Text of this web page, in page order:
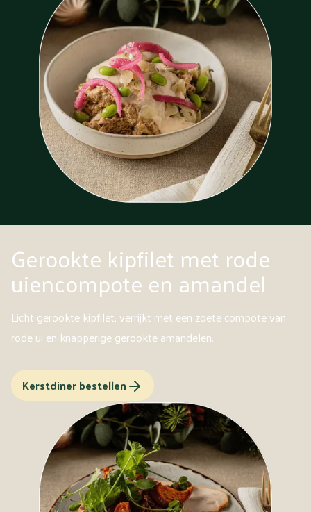
Gerookte kipfilet met rode
uiencompote en amandel
Licht gerookte kipfilet, verrijkt met een zoete compote van
rode ui en knapperige gerookte amandelen.
Kerstdiner bestellen